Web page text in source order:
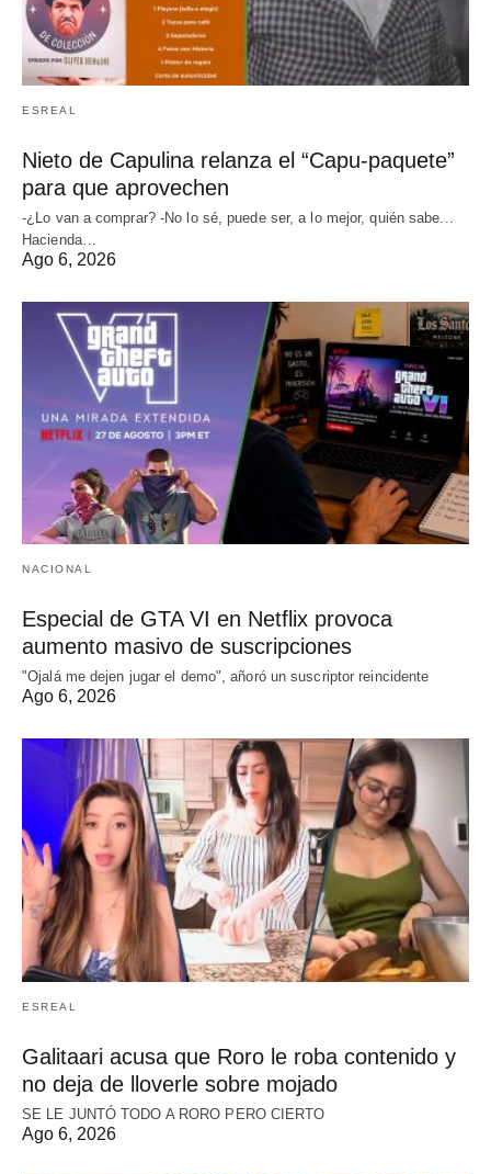
ESREAL
Nieto de Capulina relanza el “Capu-paquete”
para que aprovechen
-¿Lo van a comprar? -No lo sé, puede ser, a lo mejor, quién sabe...
Hacienda…
Ago 6, 2026
NACIONAL
Especial de GTA VI en Netflix provoca
aumento masivo de suscripciones
"Ojalá me dejen jugar el demo", añoró un suscriptor reincidente
Ago 6, 2026
ESREAL
Galitaari acusa que Roro le roba contenido y
no deja de lloverle sobre mojado
SE LE JUNTÓ TODO A RORO PERO CIERTO
Ago 6, 2026